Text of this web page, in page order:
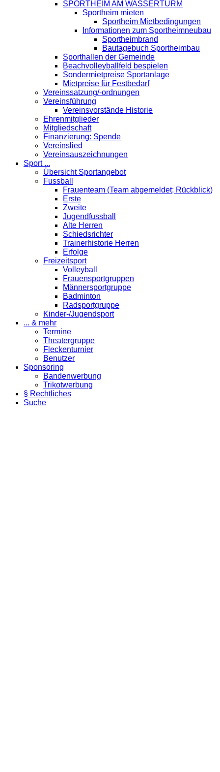
SPORTHEIM AM WASSERTURM
Sportheim mieten
Sportheim Mietbedingungen
Informationen zum Sportheimneubau
Sportheimbrand
Bautagebuch Sportheimbau
Sporthallen der Gemeinde
Beachvolleyballfeld bespielen
Sondermietpreise Sportanlage
Mietpreise für Festbedarf
Vereinssatzung/-ordnungen
Vereinsführung
Vereinsvorstände Historie
Ehrenmitglieder
Mitgliedschaft
Finanzierung: Spende
Vereinslied
Vereinsauszeichnungen
Sport ...
Übersicht Sportangebot
Fussball
Frauenteam (Team abgemeldet; Rückblick)
Erste
Zweite
Jugendfussball
Alte Herren
Schiedsrichter
Trainerhistorie Herren
Erfolge
Freizeitsport
Volleyball
Frauensportgruppen
Männersportgruppe
Badminton
Radsportgruppe
Kinder-/Jugendsport
... & mehr
Termine
Theatergruppe
Fleckenturnier
Benutzer
Sponsoring
Bandenwerbung
Trikotwerbung
§ Rechtliches
Suche